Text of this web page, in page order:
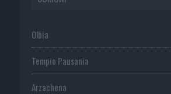
Olbia
Tempio Pausania
Arzachena